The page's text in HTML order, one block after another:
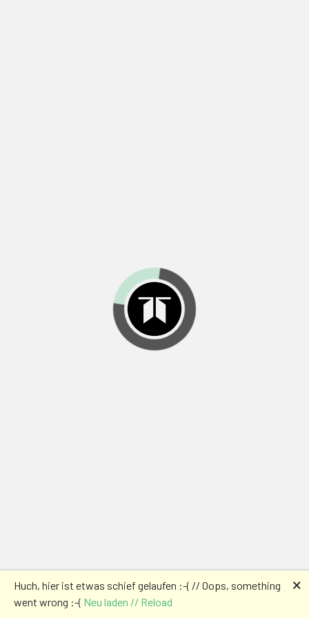
Huch, hier ist etwas schief gelaufen :-( // Oops, something
went wrong :-( Neu laden // Reload
🗙